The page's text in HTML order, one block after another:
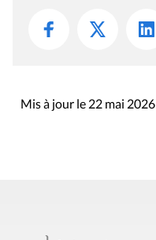
Mis à jour le 22 mai 2026